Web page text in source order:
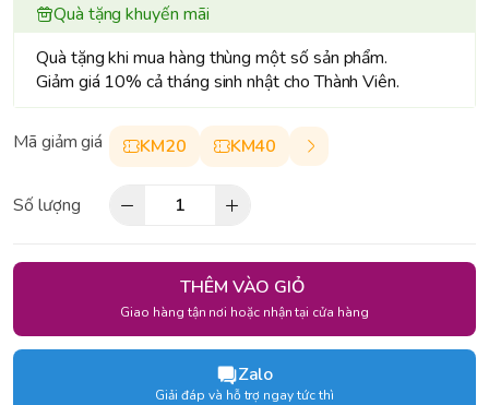
Quà tặng khuyến mãi
Quà tặng khi mua hàng thùng một số sản phẩm.
Giảm giá 10% cả tháng sinh nhật cho Thành Viên.
Mã giảm giá KM20 KM40
Số lượng
THÊM VÀO GIỎ
Giao hàng tận nơi hoặc nhận tại cửa hàng
Zalo
Giải đáp và hỗ trợ ngay tức thì